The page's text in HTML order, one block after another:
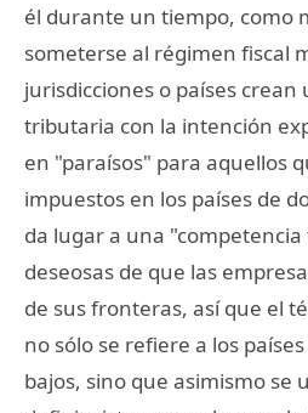
él durante un tiempo, como
someterse al régimen fiscal
jurisdicciones o países crean
tributaria con la intención
en "paraísos" para aquellos
impuestos en los países de
da lugar a una
deseosas de que las
de sus fronteras, así que el
no sólo se refiere a los
bajos, sino que asimismo se